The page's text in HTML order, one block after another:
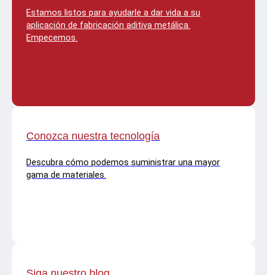
Estamos listos para ayudarle a dar vida a su
aplicación de fabricación aditiva metálica.
Empecemos.
Conozca nuestra tecnología
Descubra cómo podemos suministrar una mayor
gama de materiales.